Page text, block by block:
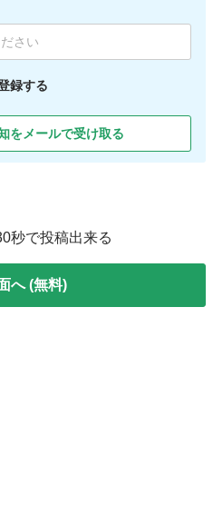
録する
をメールで受け取る
秒で投稿出来る
へ (無料)